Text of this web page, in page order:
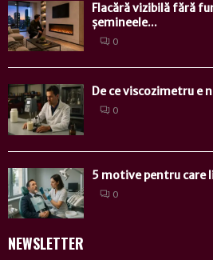
Flacără vizibilă fără
șemineele...
0
De ce viscozimetru e
0
5 motive pentru care
0
NEWSLETTER